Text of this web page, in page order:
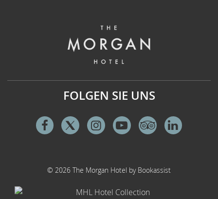
FOLGEN SIE UNS
Facebook
TwitterInstagramYoutubeTripadvisor
© 2026 The Morgan Hotel by Bookassist